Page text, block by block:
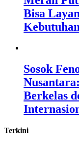
Bisa
Sosok
Berkelas
Terkini